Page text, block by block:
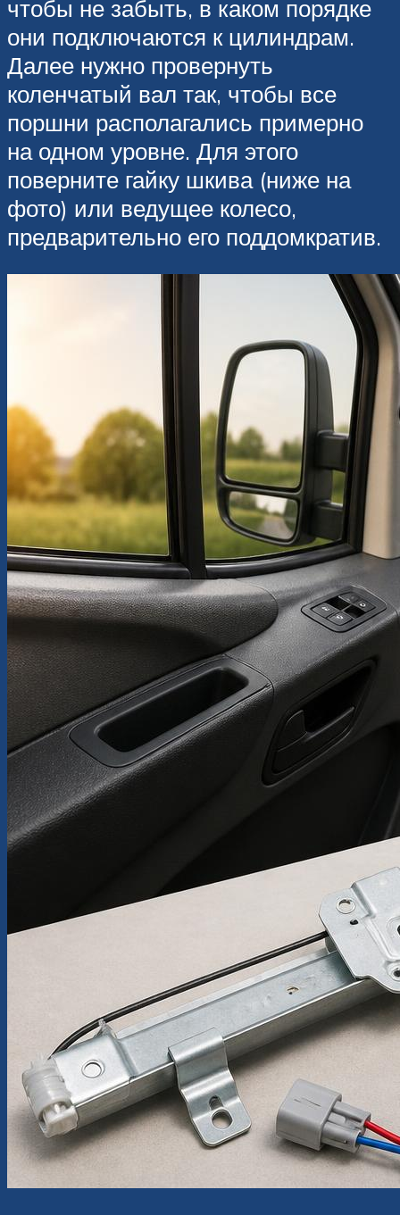
чтобы не забыть, в каком порядке
они подключаются к цилиндрам.
Далее нужно провернуть
коленчатый вал так, чтобы все
поршни располагались примерно
на одном уровне. Для этого
поверните гайку шкива (ниже на
фото) или ведущее колесо,
предварительно его поддомкратив.